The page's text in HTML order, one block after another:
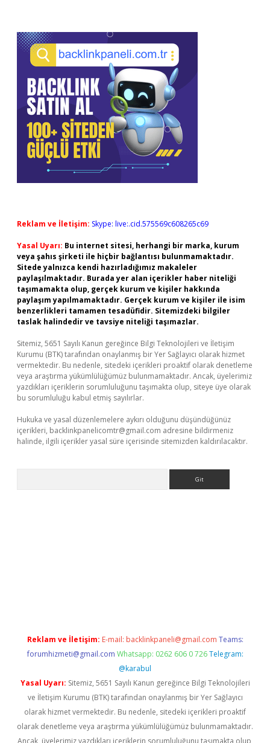
Reklam ve İletişim: Skype: live:.cid.575569c608265c69
Yasal Uyarı: Bu internet sitesi, herhangi bir marka, kurum
veya şahıs şirketi ile hiçbir bağlantısı bulunmamaktadır.
Sitede yalnızca kendi hazırladığımız makaleler
paylaşılmaktadır. Burada yer alan içerikler haber niteliği
taşımamakta olup, gerçek kurum ve kişiler hakkında
paylaşım yapılmamaktadır. Gerçek kurum ve kişiler ile isim
benzerlikleri tamamen tesadüfidir. Sitemizdeki bilgiler
taslak halindedir ve tavsiye niteliği taşımazlar.
Sitemiz, 5651 Sayılı Kanun gereğince Bilgi Teknolojileri ve İletişim
Kurumu (BTK) tarafından onaylanmış bir Yer Sağlayıcı olarak hizmet
vermektedir. Bu nedenle, sitedeki içerikleri proaktif olarak denetleme
veya araştırma yükümlülüğümüz bulunmamaktadır. Ancak, üyelerimiz
yazdıkları içeriklerin sorumluluğunu taşımakta olup, siteye üye olarak
bu sorumluluğu kabul etmiş sayılırlar.
Hukuka ve yasal düzenlemelere aykırı olduğunu düşündüğünüz
içerikleri, backlinkpanelicomtr@gmail.com adresine bildirmeniz
halinde, ilgili içerikler yasal süre içerisinde sitemizden kaldırılacaktır.
Reklam ve İletişim: E-mail: backlinkpaneli@gmail.com Teams:
forumhizmeti@gmail.com Whatsapp: 0262 606 0 726 Telegram:
@karabul
Yasal Uyarı: Sitemiz, 5651 Sayılı Kanun gereğince Bilgi Teknolojileri
ve İletişim Kurumu (BTK) tarafından onaylanmış bir Yer Sağlayıcı
olarak hizmet vermektedir. Bu nedenle, sitedeki içerikleri proaktif
olarak denetleme veya araştırma yükümlülüğümüz bulunmamaktadır.
Ancak, üyelerimiz yazdıkları içeriklerin sorumluluğunu taşımakta olup,